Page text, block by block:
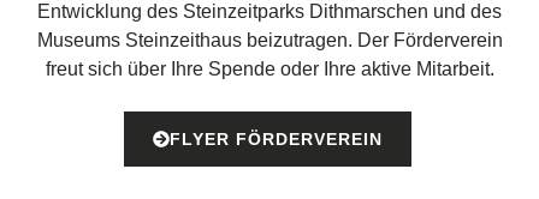
Entwicklung des Steinzeitparks Dithmarschen und des
Museums Steinzeithaus beizutragen. Der Förderverein
freut sich über Ihre Spende oder Ihre aktive Mitarbeit.
FLYER FÖRDERVEREIN